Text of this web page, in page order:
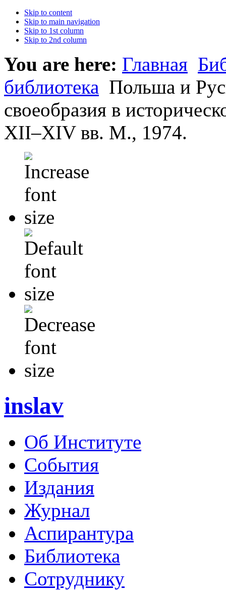
Skip to content
Skip to main navigation
Skip to 1st column
Skip to 2nd column
You are here: Главная
библиотека Польша и
своеобразия в
XII–XIV вв. М., 1974.
inslav
Об Институте
События
Издания
Журнал
Аспирантура
Библиотека
Сотруднику